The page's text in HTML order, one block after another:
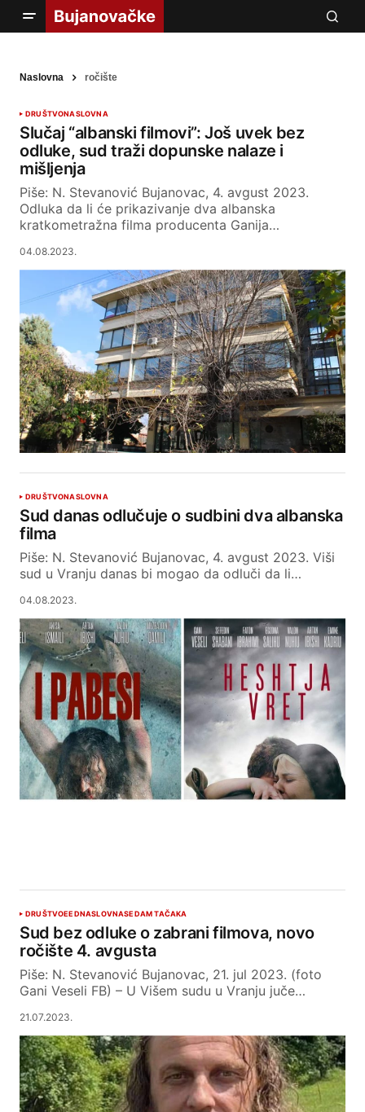
Naslovna ročište
DRUŠTVONASLOVNA
Slučaj “albanski filmovi”: Još uvek bez
odluke, sud traži dopunske nalaze i
mišljenja
Piše: N. Stevanović Bujanovac, 4. avgust 2023.
Odluka da li će prikazivanje dva albanska
kratkometražna filma producenta Ganija…
04.08.2023.
DRUŠTVONASLOVNA
Sud danas odlučuje o sudbini dva albanska
filma
Piše: N. Stevanović Bujanovac, 4. avgust 2023. Viši
sud u Vranju danas bi mogao da odluči da li…
04.08.2023.
DRUŠTVOEEDNASLOVNASEDAM TAČAKA
Sud bez odluke o zabrani filmova, novo
ročište 4. avgusta
Piše: N. Stevanović Bujanovac, 21. jul 2023. (foto
Gani Veseli FB) – U Višem sudu u Vranju juče…
21.07.2023.